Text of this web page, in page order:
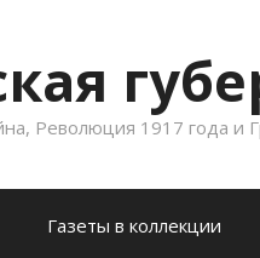
Революция 1917 года и
Газеты в коллекции